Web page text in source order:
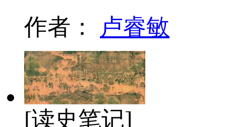
作者： 卢睿敏
[读史笔记]